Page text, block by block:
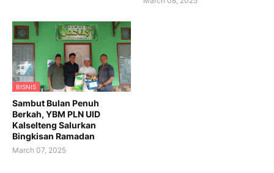
BISNIS
Sambut Bulan Penuh
Berkah, YBM PLN UID
Kalselteng Salurkan
Bingkisan Ramadan
March 07, 2025